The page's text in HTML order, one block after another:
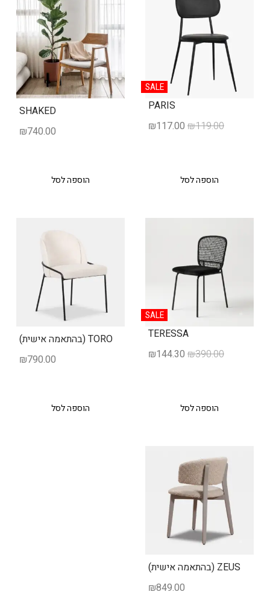
SALE
PARIS
₪119.00
₪117.00
הוספה לסל
SHAKED
₪740.00
הוספה לסל
SALE
TERESSA
₪390.00
₪144.30
הוספה לסל
TORO (בהתאמה אישית)
₪790.00
הוספה לסל
ZEUS (בהתאמה אישית)
₪849.00